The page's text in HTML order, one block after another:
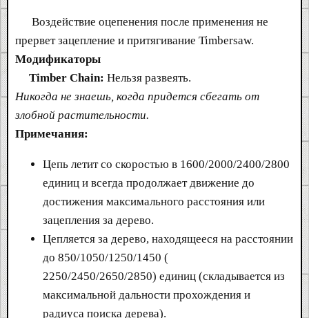
Воздействие оцепенения после применения не
прервет зацепление и притягивание Timbersaw.
Модификаторы
Timber Chain: Нельзя развеять.
Никогда не знаешь, когда придется сбегать от
злобной растительности.
Примечания:
Цепь летит со скоростью в 1600/2000/2400/2800
единиц и всегда продолжает движение до
достижения максимального расстояния или
зацепления за дерево.
Цепляется за дерево, находящееся на расстоянии
до 850/1050/1250/1450 (
2250/2450/2650/2850) единиц (складывается из
максимальной дальности прохождения и
радиуса поиска дерева).